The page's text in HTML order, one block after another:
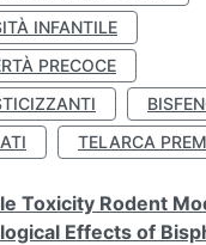
INFANTILE
PRECOCE
TELARCA
Toxicity Rodent
Effects of